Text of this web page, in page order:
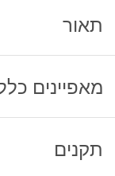
תאור
מאפיינים
תקנים